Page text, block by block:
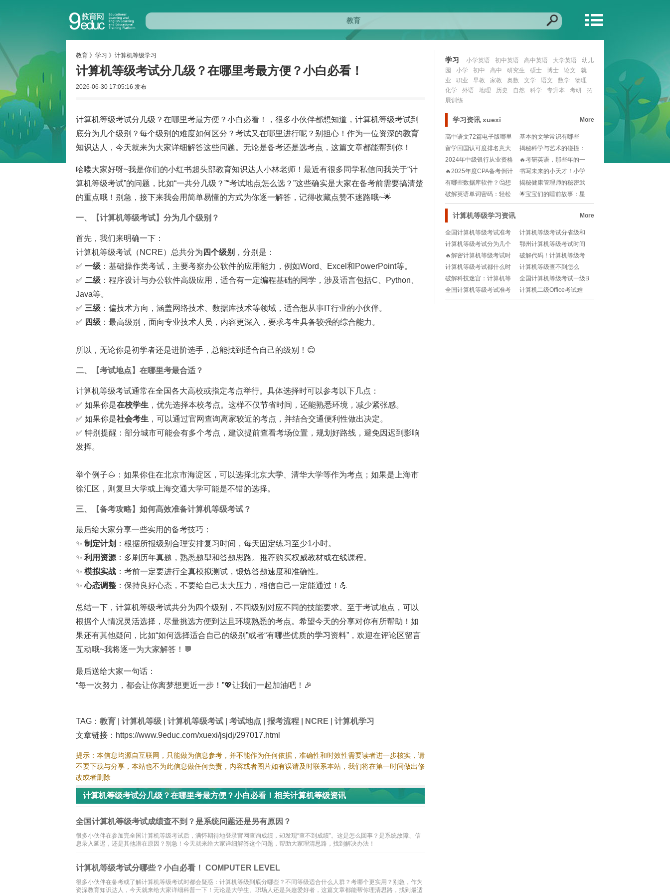
教育 》 学习 》 计算机等级学习
计算机等级考试分几级？在哪里考最方便？小白必看！
2026-06-30 17:05:16 发布
计算机等级考试分几级？在哪里考最方便？小白必看！，很多小伙伴都想知道，计算机等级考试到
底分为几个级别？每个级别的难度如何区分？考试又在哪里进行呢？别担心！作为一位资深的教育
知识达人，今天就来为大家详细解答这些问题。无论是备考还是选考点，这篇文章都能帮到你！
哈喽大家好呀~我是你们的小红书超头部教育知识达人小林老师！最近有很多同学私信问我关于“计
算机等级考试”的问题，比如“一共分几级？”“考试地点怎么选？”这些确实是大家在备考前需要搞清楚
的重点哦！别急，接下来我会用简单易懂的方式为你逐一解答，记得收藏点赞不迷路哦~🌟
一、【计算机等级考试】分为几个级别？
首先，我们来明确一下：
计算机等级考试（NCRE）总共分为 四个级别 ，分别是：
✅ 一级 ：基础操作类考试，主要考察办公软件的应用能力，例如Word、Excel和PowerPoint等。
✅ 二级 ：程序设计与办公软件高级应用，适合有一定编程基础的同学，涉及语言包括C、Python、
Java等。
✅ 三级 ：偏技术方向，涵盖网络技术、数据库技术等领域，适合想从事IT行业的小伙伴。
✅ 四级 ：最高级别，面向专业技术人员，内容更深入，要求考生具备较强的综合能力。
所以，无论你是初学者还是进阶选手，总能找到适合自己的级别！😊
二、【考试地点】在哪里考最合适？
计算机等级考试通常在全国各大高校或指定考点举行。具体选择时可以参考以下几点：
✅ 如果你是在校学生 ，优先选择本校考点。这样不仅节省时间，还能熟悉环境，减少紧张感。
✅ 如果你是社会考生 ，可以通过官网查询离家较近的考点，并结合交通便利性做出决定。
✅ 特别提醒：部分城市可能会有多个考点，建议提前查看考场位置，规划好路线，避免因迟到影响
发挥。
举个例子🌰：如果你住在北京市海淀区，可以选择北京大学 、清华大学等作为考点；如果是上海市
徐汇区，则复旦大学或上海交通大学可能是不错的选择。
三、【备考攻略】如何高效准备计算机等级考试？
最后给大家分享一些实用的备考技巧：
✨ 制定计划 ：根据所报级别合理安排复习时间，每天固定练习至少1小时。
✨ 利用资源 ：多刷历年真题，熟悉题型和答题思路。推荐购买权威教材或在线课程。
✨ 模拟实战 ：考前一定要进行全真模拟测试，锻炼答题速度和准确性。
✨心态调整 ：保持良好心态，不要给自己太大压力，相信自己一定能通过！💪
总结一下，计算机等级考试共分为四个级别，不同级别对应不同的技能要求。至于考试地点，可以
根据个人情况灵活选择，尽量挑选方便到达且环境熟悉的考点。希望今天的分享对你有所帮助！如
果还有其他疑问，比如“如何选择适合自己的级别”或者“有哪些优质的学习 资料”，欢迎在评论区留言
互动哦~我将逐一为大家解答！💬
最后送给大家一句话：
“每一次努力，都会让你离梦想更近一步！”💖让我们一起加油吧！🎉
TAG： 教育 计算机等级 计算机等级考试 考试地点 报考流程 NCRE
计算机学习
文章链接：https://www.9educ.com/xuexi/jsjdj/297017.html
提示：本信息均源自互联网，只能做为信息参考，并不能作为任何依据，准确性和时效性需要读者进一步核实，请
不要下载与分享，本站也不为此信息做任何负责，内容或者图片如有误请及时联系本站，我们将在第一时间做出修
改或者删除
计算机等级考试分几级？在哪里考最方便？小白必看！相关计算机等级资讯
全国计算机等级考试成绩查不到？是系统问题还是另有原因？
很多小伙伴在参加完全国计算机等级考试后，满怀期待地登录官网查询成绩，却发现“查不到成绩”。这是怎么回事？是系统故障、信
息录入延迟，还是其他潜在原因？别急！今天就来给大家详细解答这个问题，帮助大家理清思路，找到解决办法！
计算机等级考试分哪些？小白必看！ COMPUTER LEVEL
很多小伙伴在备考或了解计算机等级考试时都会疑惑：计算机等级到底分哪些？不同等级适合什么人群？考哪个更实用？别急，作为
资深教育知识达人，今天就来给大家详细科普一下！无论是大学生、职场人还是兴趣爱好者，这篇文章都能帮你理清思路，找到最适
学习 小学英语 初中英语 高中英语 大学英语
幼儿
园
小学 初中 高中 研究生 硕士 博士 论文
就
业
职业 早教 家教 奥数 文学 语文 数学
物理
化学
外语 地理 历史 自然 科学 专升本 考研
拓
展训练
学习资讯 xuexi More
高中语文72篇电子版哪里
找？📚一键获取学
基本的文学常识有哪些
🧐？这些知识点你必须
留学回国认可度排名意大
利？🌍哪些领域就业
揭秘科学与艺术的碰撞：
高中理科班与文科班
2024年中级银行从业资格
证报名入口在哪
🔥考研英语，那些年的一
线秘密：历年国家线
🔥2025年度CPA备考倒计
时：报名&考
书写未来的小天才！小学
生语文学习新指南📚
有哪些数据库软件？🤔想
学数据库该选哪个？
揭秘健康管理师的秘密武
器：必考技能大盘点
破解英语单词密码：轻松
掌握日常小词大智慧
🌟宝宝们的睡前故事：星
星眨呀眨，幼儿园的
计算机等级学习资讯 More
全国计算机等级考试准考
证丢了怎么办？还能顺利
参加考试吗？
计算机等级考试分省级和
国家级吗？考证小白必
看！
计算机等级考试分为几个
等级？如何选择适合自己
的报考级别？
鄂州计算机等级考试时间
怎么安排？考前准备要注
意啥？
🔥解密计算机等级考试时
间表！一年几度激情码
战？!
破解代码！计算机等级考
试官网全揭秘💻📚
计算机等级考试都什么时
候？别错过这些重要时间
点！
计算机等级查不到怎么
办？别慌！快速解决方法
来了！
破解科技迷宫：计算机等
级难度大揭秘🔍📊
全国计算机等级考试一级B
难不难？如何高效备考+一
次通关？
全国计算机等级考试准考
证在哪打印？官网入口在
计算机二级Office考试难
吗？如何高效备考+轻松拿